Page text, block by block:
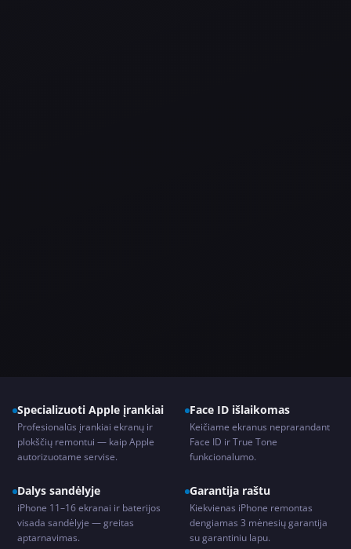
Specializuoti Apple įrankiai
Profesionalūs įrankiai ekranų ir
plokščių remontui — kaip Apple
autorizuotame servise.
Face ID išlaikomas
Keičiame ekranus neprarandant
Face ID ir True Tone
funkcionalumo.
Dalys sandėlyje
iPhone 11–16 ekranai ir baterijos
visada sandėlyje — greitas
aptarnavimas.
Garantija raštu
Kiekvienas iPhone remontas
dengiamas 3 mėnesių garantija
su garantiniu lapu.